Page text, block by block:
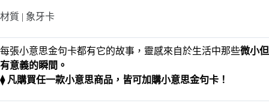
金
句
卡
材質 | 象牙卡
每張小意思金句卡都有它的故事，靈感來自於生活中那些微小但
有意義的瞬間。
⧫ 凡購買任一款小意思商品，皆可加購小意思金句卡！